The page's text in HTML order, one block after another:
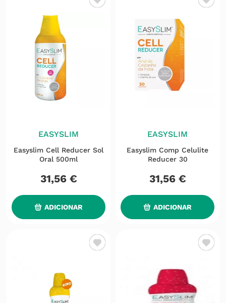
EASYSLIM
Easyslim Cell Reducer Sol
Oral 500ml
31,56 €
ADICIONAR
EASYSLIM
Easyslim Comp Celulite
Reducer 30
31,56 €
ADICIONAR